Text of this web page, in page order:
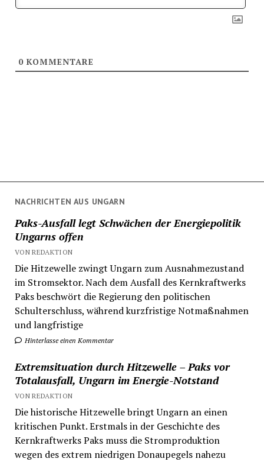
NACHRICHTEN AUS UNGARN
Paks-Ausfall legt Schwächen der Energiepolitik
Ungarns offen
VON REDAKTION
Die Hitzewelle zwingt Ungarn zum Ausnahmezustand
im Stromsektor. Nach dem Ausfall des Kernkraftwerks
Paks beschwört die Regierung den politischen
Schulterschluss, während kurzfristige Notmaßnahmen
und langfristige
Hinterlasse einen Kommentar
Extremsituation durch Hitzewelle – Paks vor
Totalausfall, Ungarn im Energie-Notstand
VON REDAKTION
Die historische Hitzewelle bringt Ungarn an einen
kritischen Punkt. Erstmals in der Geschichte des
Kernkraftwerks Paks muss die Stromproduktion
wegen des extrem niedrigen Donaupegels nahezu
0KOMMENTARE